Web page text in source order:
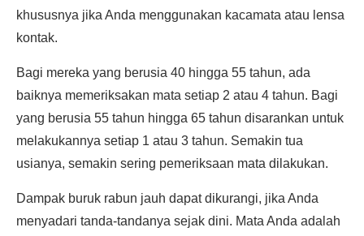
khususnya jika Anda menggunakan kacamata atau lensa
kontak.
Bagi mereka yang berusia 40 hingga 55 tahun, ada
baiknya memeriksakan mata setiap 2 atau 4 tahun. Bagi
yang berusia 55 tahun hingga 65 tahun disarankan untuk
melakukannya setiap 1 atau 3 tahun. Semakin tua
usianya, semakin sering pemeriksaan mata dilakukan.
Dampak buruk rabun jauh dapat dikurangi, jika Anda
menyadari tanda-tandanya sejak dini. Mata Anda adalah